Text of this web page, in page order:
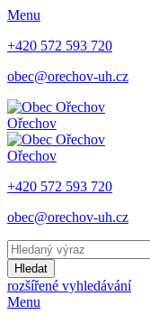
Menu
+420 572 593 720
obec@orechov-uh.cz
Ořechov
Ořechov
+420 572 593 720
obec@orechov-uh.cz
Hledat
rozšířené vyhledávání
Menu